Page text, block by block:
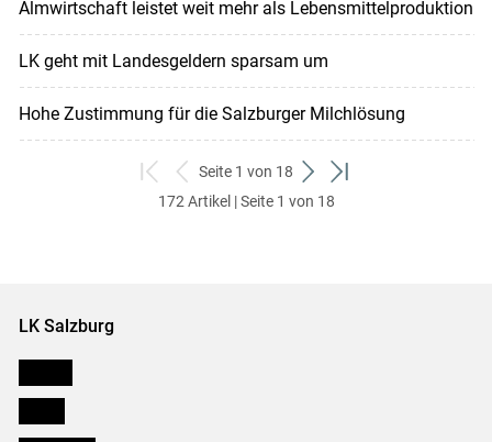
Almwirtschaft leistet weit mehr als Lebensmittelproduktion
LK geht mit Landesgeldern sparsam um
Hohe Zustimmung für die Salzburger Milchlösung
zum
ersten
zurück
zum
Seite 1 von 18
weiter
zum
zum
172 Artikel | Seite 1 von 18
LK Salzburg